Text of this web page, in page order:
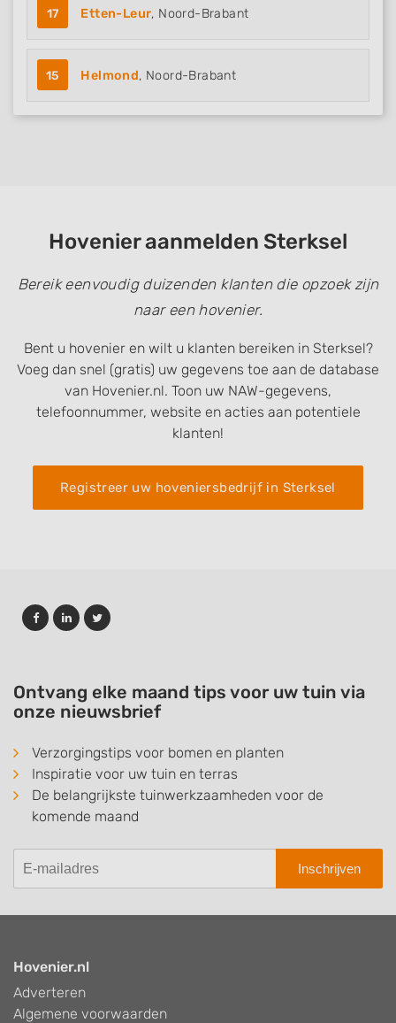
17 Etten-Leur, Noord-Brabant
15 Helmond, Noord-Brabant
Hovenier aanmelden Sterksel
Bereik eenvoudig duizenden klanten die opzoek zijn
naar een hovenier.
Bent u hovenier en wilt u klanten bereiken in Sterksel?
Voeg dan snel (gratis) uw gegevens toe aan de database
van Hovenier.nl. Toon uw NAW-gegevens,
telefoonnummer, website en acties aan potentiele
klanten!
Registreer uw hoveniersbedrijf in Sterksel
Ontvang elke maand tips voor uw tuin via
onze nieuwsbrief
Verzorgingstips voor bomen en planten
Inspiratie voor uw tuin en terras
De belangrijkste tuinwerkzaamheden voor de
komende maand
Inschrijven
Hovenier.nl
Adverteren
Algemene voorwaarden